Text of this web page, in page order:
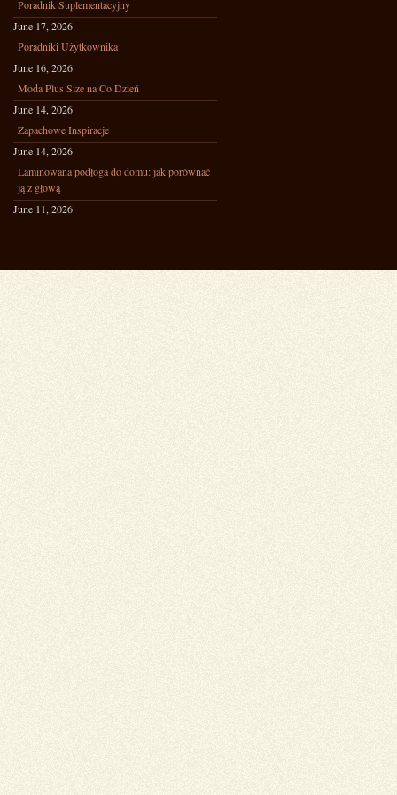
Poradnik Suplementacyjny
June 17, 2026
Poradniki Użytkownika
June 16, 2026
Moda Plus Size na Co Dzień
June 14, 2026
Zapachowe Inspiracje
June 14, 2026
Laminowana podłoga do domu: jak porównać
ją z głową
June 11, 2026